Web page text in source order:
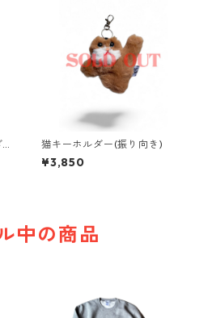
猫キーホルダー(振り向き)
¥3,850
中の商品